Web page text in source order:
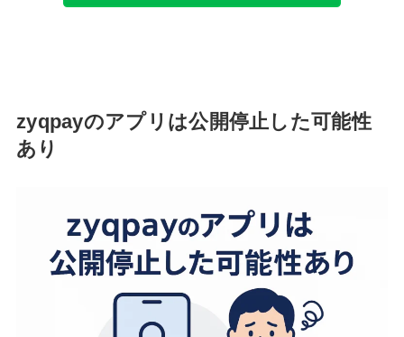
zyqpayのアプリは公開停止した可能性
あり